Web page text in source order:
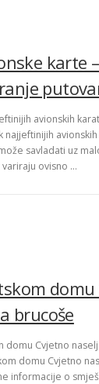
karte
avionskih
najjeftinijih
savladati uz
ovisno …
domu
brucoše
domu Cvjetno
domu Cvjetno
informacije o